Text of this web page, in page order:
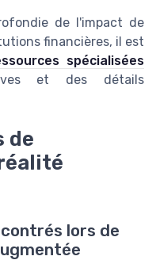
de l'impact de
financières, il est
spécialisées
et des détails
de
lors de